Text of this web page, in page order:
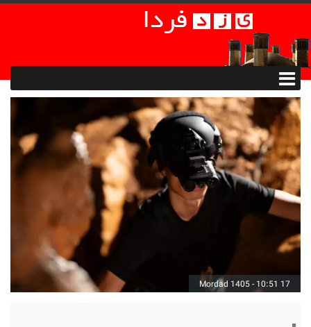
17 Mordad 1405 - 10:51